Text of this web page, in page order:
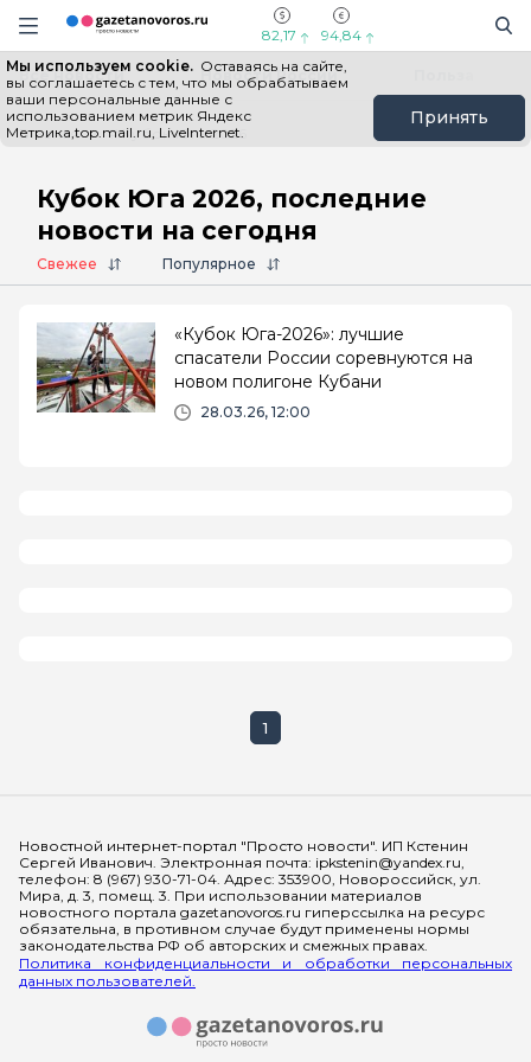
Информационный портал "ГазетаНоворос.ру"
Навигация сайта
82,17 94,84
Мы используем cookie. Оставаясь на сайте,
вы соглашаетесь с тем, что мы обрабатываем
ваши персональные данные с
использованием метрик Яндекс
Метрика,top.mail.ru, LiveInternet.
Принять
Все новости Новости России
Главная # Кубок Юга 2026
Кубок Юга 2026, последние
новости на сегодня
Свежее Популярное
«Кубок Юга-2026»: лучшие
спасатели России соревнуются на
новом полигоне Кубани
28.03.26, 12:00
1
Новостной интернет-портал "Просто новости". ИП Кстенин
Сергей Иванович. Электронная почта: ipkstenin@yandex.ru,
телефон: 8 (967) 930-71-04. Адрес: 353900, Новороссийск, ул.
Мира, д. 3, помещ. 3. При использовании материалов
новостного портала gazetanovoros.ru гиперссылка на ресурс
обязательна, в противном случае будут применены нормы
законодательства РФ об авторских и смежных правах.
Политика конфиденциальности и обработки персональных
данных пользователей.